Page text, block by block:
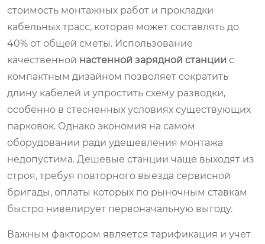
стоимость монтажных работ и прокладки
кабельных трасс, которая может составлять до
40% от общей сметы. Использование
качественной настенной зарядной станции с
компактным дизайном позволяет сократить
длину кабелей и упростить схему разводки,
особенно в стесненных условиях существующих
парковок. Однако экономия на самом
оборудовании ради удешевления монтажа
недопустима. Дешевые станции чаще выходят из
строя, требуя повторного выезда сервисной
бригады, оплаты которых по рыночным ставкам
быстро нивелирует первоначальную выгоду.
Важным фактором является тарификация и учет